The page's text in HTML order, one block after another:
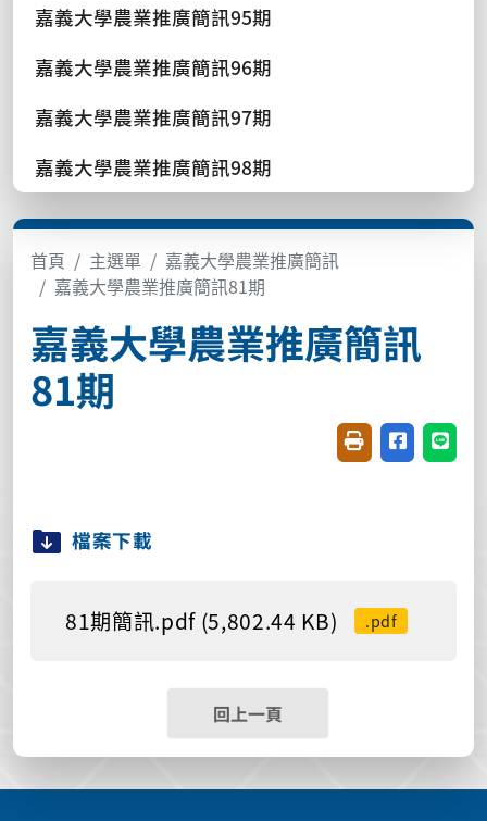
嘉義大學農業推廣簡訊95期
嘉義大學農業推廣簡訊96期
嘉義大學農業推廣簡訊97期
嘉義大學農業推廣簡訊98期
首頁 主選單
嘉義大學農業推廣簡訊
嘉義大學農業推廣簡訊81期
嘉義大學農業推廣簡訊
81期
友善列印(開新視
分享至臉書
分享
檔案下載
81期簡訊.pdf (5,802.44 KB) .pdf
回上一頁